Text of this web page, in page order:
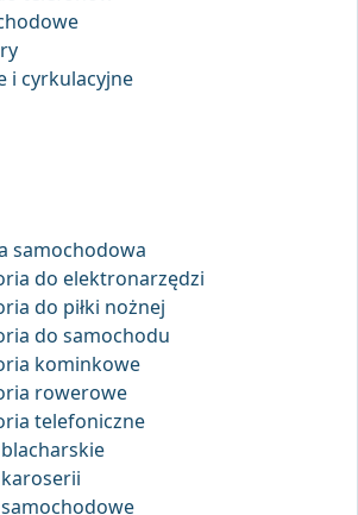
i cyrkulacyjne
samochodowa
do elektronarzędzi
do piłki nożnej
do samochodu
kominkowe
rowerowe
telefoniczne
blacharskie
karoserii
samochodowe